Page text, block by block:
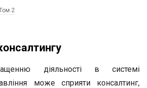
2
діяльності в системі
може сприяти консалтинг,